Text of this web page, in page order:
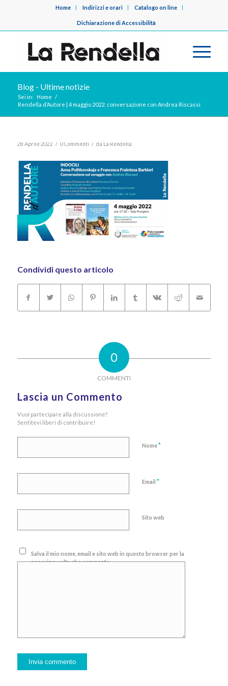
Home Indirizzi e orari Catalogo on line
Dichiarazione di Accessibilità
Blog - Ultime notizie
Sei in: Home /
Rendella d’Autore | 4 maggio 2022: conversazione con Andrea Riscassi
28 Aprile 2022 / 0 Commenti / da La Rendella
Condividi questo articolo
0
COMMENTI
Lascia un Commento
Vuoi partecipare alla discussione?
Sentitevi liberi di contribuire!
Nome*
Email *
Sito web
Salva il mio nome, email e sito web in questo browser per la
prossima volta che commento.